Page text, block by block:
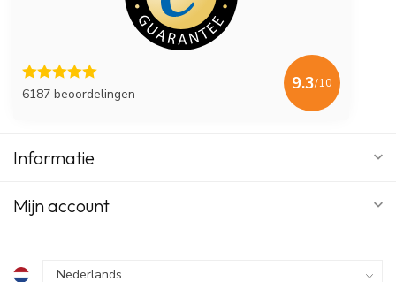
6187 beoordelingen
9.3/10
Informatie
Mijn account